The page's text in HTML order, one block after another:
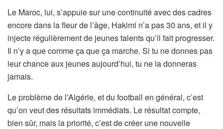
Le Maroc, lui, s’appuie sur une continuité avec des cadres
encore dans la fleur de l’âge, Hakimi n’a pas 30 ans, et il y
injecte régulièrement de jeunes talents qu’il fait progresser.
Il n’y a que comme ça que ça marche. Si tu ne donnes pas
leur chance aux jeunes aujourd’hui, tu ne la donneras
jamais.
Le problème de l’Algérie, et du football en général, c’est
qu’on veut des résultats immédiats. Le résultat compte,
bien sûr, mais la priorité, c’est de créer une nouvelle